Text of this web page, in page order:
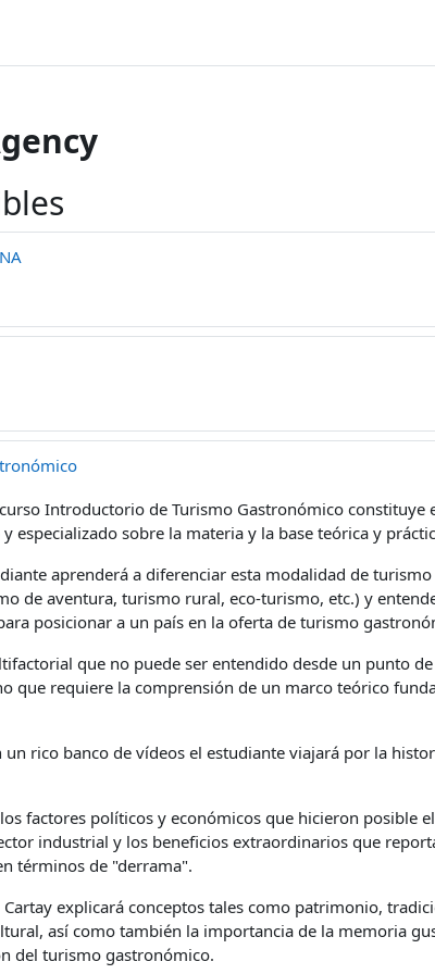
Introductorio de Turismo Gastronómico constituye
especializado sobre la materia y la base teórica y
aprenderá a diferenciar esta modalidad de
de aventura, turismo rural, eco-turismo, etc.) y
posicionar a un país en la oferta de turismo
que no puede ser entendido desde un punto
que requiere la comprensión de un marco teórico
un rico banco de vídeos el estudiante viajará por la
factores políticos y económicos que hicieron posible
industrial y los beneficios extraordinarios que
términos de "derrama".
Cartay explicará conceptos tales como patrimonio,
así como también la importancia de la memoria
del turismo gastronómico.